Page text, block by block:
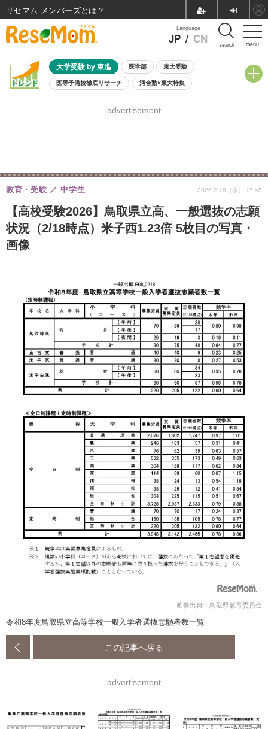
menu
Language
JP / CN search
大学受験 by 東進 医学部 東大受験
医専予備校徹底リサーチ 河合塾×東大特集
8月開催学校説明会・相談会
advertisement
【高校受験2026】鳥取県立高、一般選抜の志願
状況（2/18時点）米子西1.23倍 5枚目の写真・
画像
教育・受験 中学生 2026.2.18（水） 17:45
画像出典：鳥取県教育委員会
令和8年度鳥取県立高等学校一般入学者選抜志願者数一覧
この記事へ戻る
advertisement
リセマム メンバーズ